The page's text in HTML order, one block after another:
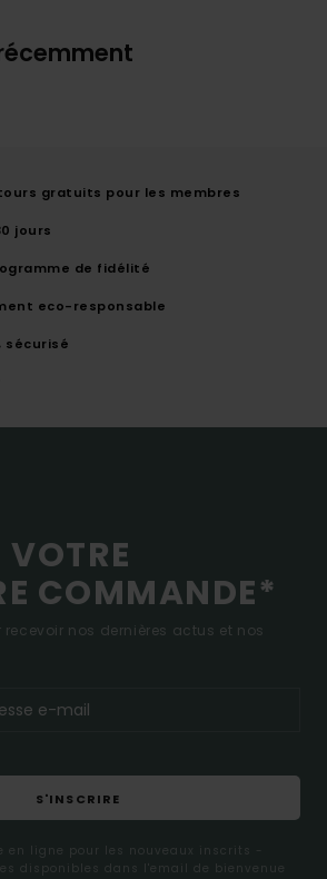
gratuits pour les membres
jours
de fidélité
eco-responsable
sécurisé
VOTRE
COMMANDE*
nos dernières actus et nos
S'INSCRIRE
en ligne pour les nouveaux inscrits -
disponibles dans l'email de bienvenue